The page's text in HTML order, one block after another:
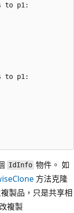
to p1:
to p1:
IdInfo 物件。 如
方法克隆
製品，只是共享相
複製